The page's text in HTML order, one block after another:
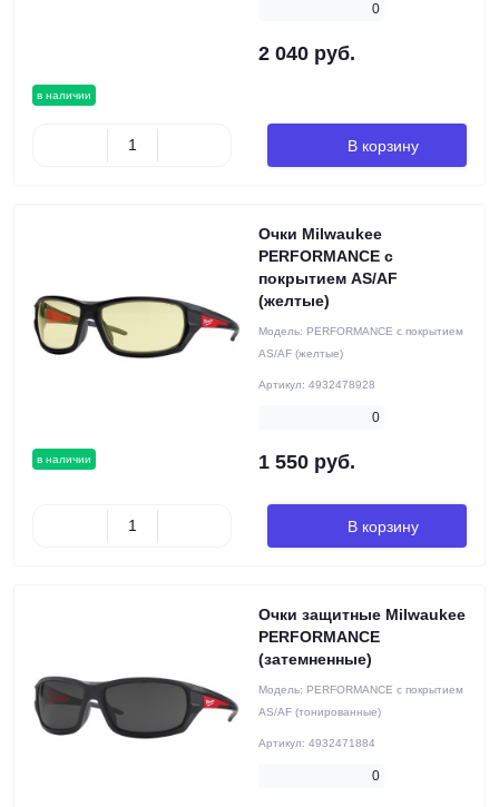
в наличии
0
2 040 руб.
В корзину
в наличии
Очки Milwaukee
PERFORMANCE с
покрытием AS/AF
(желтые)
Модель: PERFORMANCE с покрытием
AS/AF (желтые)
Артикул: 4932478928
0
1 550 руб.
В корзину
Очки защитные Milwaukee
PERFORMANCE
(затемненные)
Модель: PERFORMANCE с покрытием
AS/AF (тонированные)
Артикул: 4932471884
0